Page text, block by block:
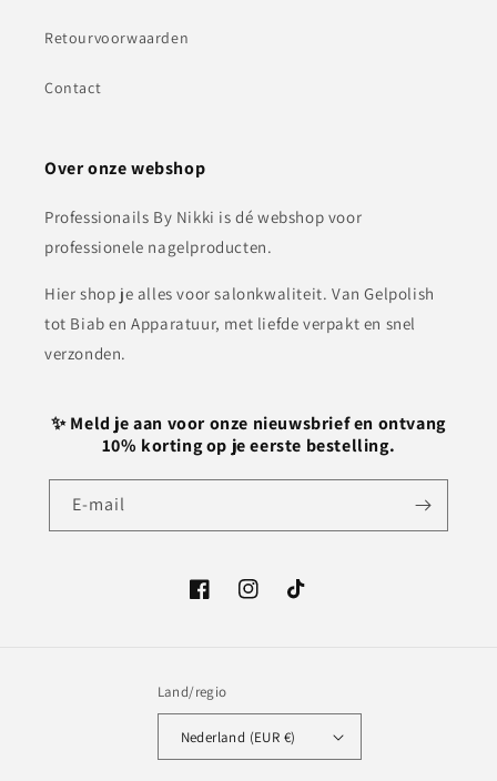
Retourvoorwaarden
Contact
Over onze webshop
Professionails By Nikki is dé webshop voor
professionele nagelproducten.
Hier shop je alles voor salonkwaliteit. Van Gelpolish
tot Biab en Apparatuur, met liefde verpakt en snel
verzonden.
✨ Meld je aan voor onze nieuwsbrief en ontvang
10% korting op je eerste bestelling.
E‑mail
FacebookInstagramTikTok
Land/regio
Nederland (EUR €)